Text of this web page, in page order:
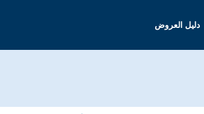
دليل العروض